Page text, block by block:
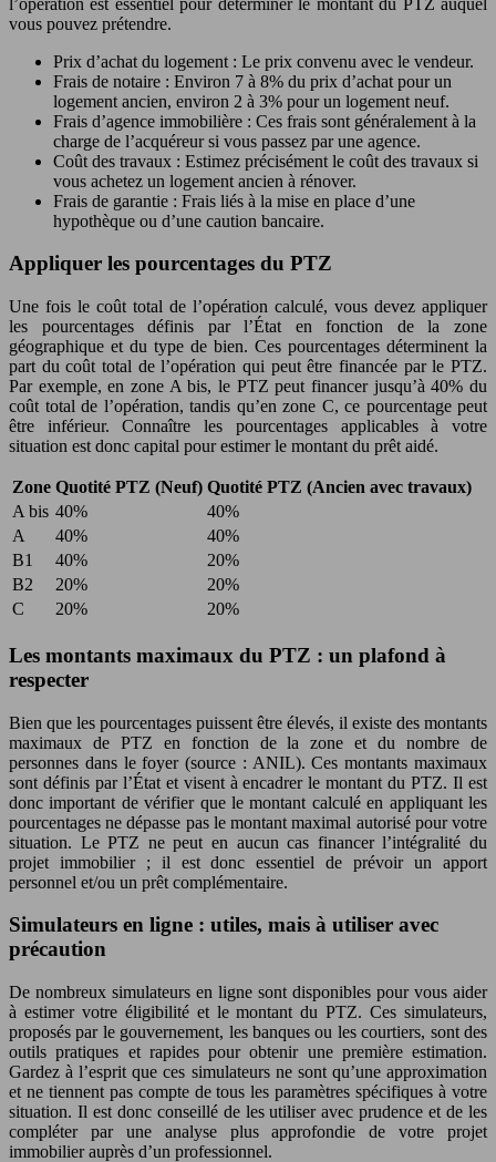
vous pouvez prétendre.
Prix d’achat du logement : Le prix convenu avec le vendeur.
Frais de notaire : Environ 7 à 8% du prix d’achat pour un
logement ancien, environ 2 à 3% pour un logement neuf.
Frais d’agence immobilière : Ces frais sont généralement à la
charge de l’acquéreur si vous passez par une agence.
Coût des travaux : Estimez précisément le coût des travaux si
vous achetez un logement ancien à rénover.
Frais de garantie : Frais liés à la mise en place d’une
hypothèque ou d’une caution bancaire.
Appliquer les pourcentages du PTZ
Une fois le coût total de l’opération calculé, vous devez appliquer
les pourcentages définis par l’État en fonction de la zone
géographique et du type de bien. Ces pourcentages déterminent la
part du coût total de l’opération qui peut être financée par le PTZ.
Par exemple, en zone A bis, le PTZ peut financer jusqu’à 40% du
coût total de l’opération, tandis qu’en zone C, ce pourcentage peut
être inférieur. Connaître les pourcentages applicables à votre
situation est donc capital pour estimer le montant du prêt aidé.
Zone Quotité PTZ (Neuf) Quotité PTZ (Ancien avec travaux)
A bis 40%
40%
A
40%
40%
B1
40%
20%
B2
20%
20%
C
20% 20%
Les montants maximaux du PTZ : un plafond à
respecter
Bien que les pourcentages puissent être élevés, il existe des montants
maximaux de PTZ en fonction de la zone et du nombre de
personnes dans le foyer (source : ANIL). Ces montants maximaux
sont définis par l’État et visent à encadrer le montant du PTZ. Il est
donc important de vérifier que le montant calculé en appliquant les
pourcentages ne dépasse pas le montant maximal autorisé pour votre
situation. Le PTZ ne peut en aucun cas financer l’intégralité du
projet immobilier ; il est donc essentiel de prévoir un apport
personnel et/ou un prêt complémentaire.
Simulateurs en ligne : utiles, mais à utiliser avec
précaution
De nombreux simulateurs en ligne sont disponibles pour vous aider
à estimer votre éligibilité et le montant du PTZ. Ces simulateurs,
proposés par le gouvernement, les banques ou les courtiers, sont des
outils pratiques et rapides pour obtenir une première estimation.
Gardez à l’esprit que ces simulateurs ne sont qu’une approximation
et ne tiennent pas compte de tous les paramètres spécifiques à votre
situation. Il est donc conseillé de les utiliser avec prudence et de les
compléter par une analyse plus approfondie de votre projet
immobilier auprès d’un professionnel.